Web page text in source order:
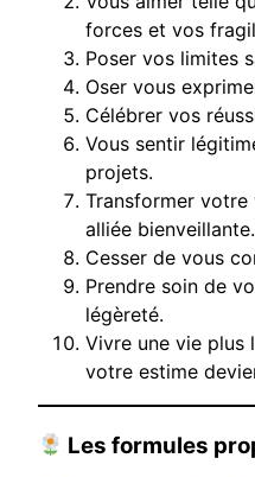
forces et vos
Poser vos limites
Oser vous
Célébrer vos
Vous sentir
projets.
Transformer
alliée bienveillante.
Cesser de vous
Prendre soin de
légèreté.
Vivre une vie plus
votre estime
Les formules